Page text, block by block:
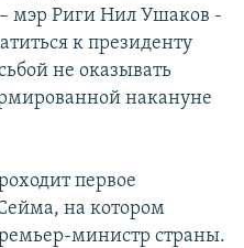
мэр Риги Нил Ушаков -
к президенту
не оказывать
накануне
первое
на котором
министр страны.